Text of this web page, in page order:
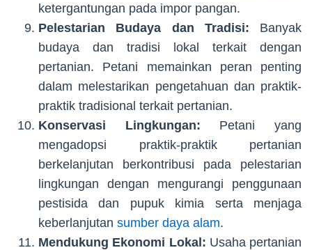
ketergantungan pada impor pangan.
Pelestarian Budaya dan Tradisi: Banyak
budaya dan tradisi lokal terkait dengan
pertanian. Petani memainkan peran penting
dalam melestarikan pengetahuan dan praktik-
praktik tradisional terkait pertanian.
Konservasi Lingkungan: Petani yang
mengadopsi praktik-praktik pertanian
berkelanjutan berkontribusi pada pelestarian
lingkungan dengan mengurangi penggunaan
pestisida dan pupuk kimia serta menjaga
keberlanjutan sumber daya alam.
Mendukung Ekonomi Lokal: Usaha pertanian